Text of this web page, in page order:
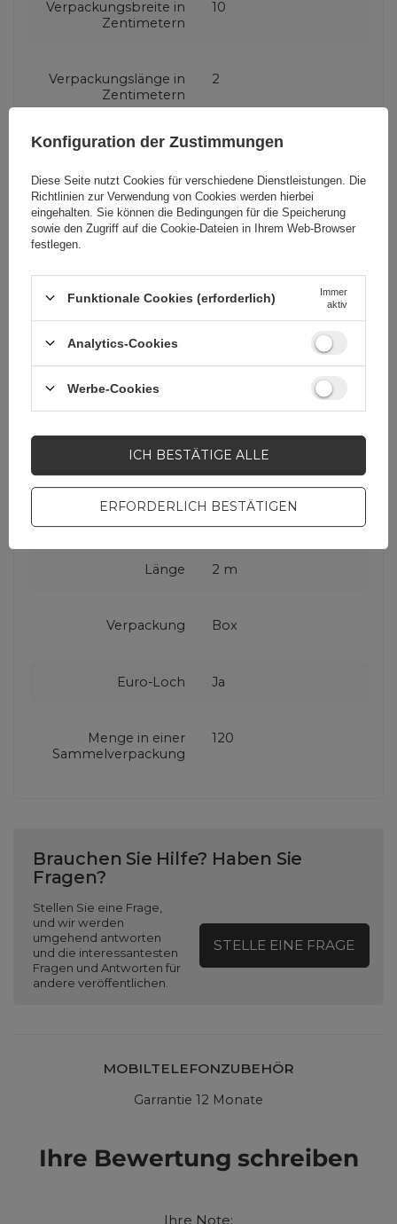
Verpackungsbreite in
Zentimetern
10
Verpackungslänge in
Zentimetern
2
Produzenten-Code WUALC2
Farbe Schwarz
Lightning (männlich)
Kabel Funktion
Datenübertragung
Laden
USB-Standard
USB 2.0 Hi-Speed
(USB 480 Mbps)
Länge 2 m
Verpackung Box
Euro-Loch Ja
Menge in einer
Sammelverpackung
120
Brauchen Sie Hilfe? Haben Sie
Fragen?
Stellen Sie eine Frage,
und wir werden
umgehend antworten
und die interessantesten
Fragen und Antworten für
andere veröffentlichen.
STELLE EINE FRAGE
MOBILTELEFONZUBEHÖR
Garrantie 12 Monate
Ihre Bewertung schreiben
Ihre Note:
Konfiguration der Zustimmungen
Diese Seite nutzt Cookies für verschiedene Dienstleistungen. Die
Richtlinien zur Verwendung von Cookies werden hierbei
eingehalten. Sie können die Bedingungen für die Speicherung
sowie den Zugriff auf die Cookie-Dateien in Ihrem Web-Browser
festlegen.
Funktionale Cookies (erforderlich)
Immer
aktiv
Analytics-Cookies
Werbe-Cookies
ERFORDERLICH BESTÄTIGEN
ICH BESTÄTIGE ALLE